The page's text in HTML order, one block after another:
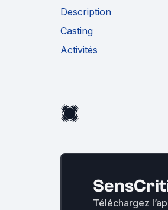
Description
Casting
Activités
Téléchargez